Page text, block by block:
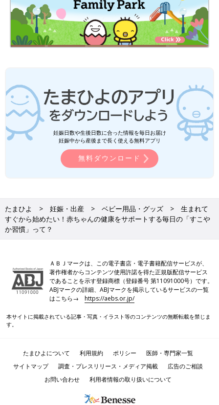
妊娠日数や生後日数に合った情報を毎日お届け
妊娠中から産後まで長く使える無料アプリ
無料ダウンロード
たまひよ 妊娠・出産 ベビー用品・グッズ
生まれて
すぐから始めたい！赤ちゃんの健康をサポートする毎日の「すこや
か習慣」って？
ＡＢＪマークは、この電子書店・電子書籍配信サービスが、
著作権者からコンテンツ使用許諾を得た正規版配信サービス
であることを示す登録商標（登録番号 第11091000号）です。
ABJマークの詳細、ABJマークを掲示しているサービスの一覧
はこちら→https://aebs.or.jp/
本サイトに掲載されている記事・写真・イラスト等のコンテンツの無断転載を禁じま
す。
たまひよについて 利用規約 ポリシー
医師・専門家一覧
サイトマップ
調査・プレスリリース・メディア掲載
広告のご相談
お問い合わせ
利用者情報の取り扱いについて